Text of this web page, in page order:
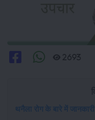
2693
थनैला रोग के बारे में जानकारी